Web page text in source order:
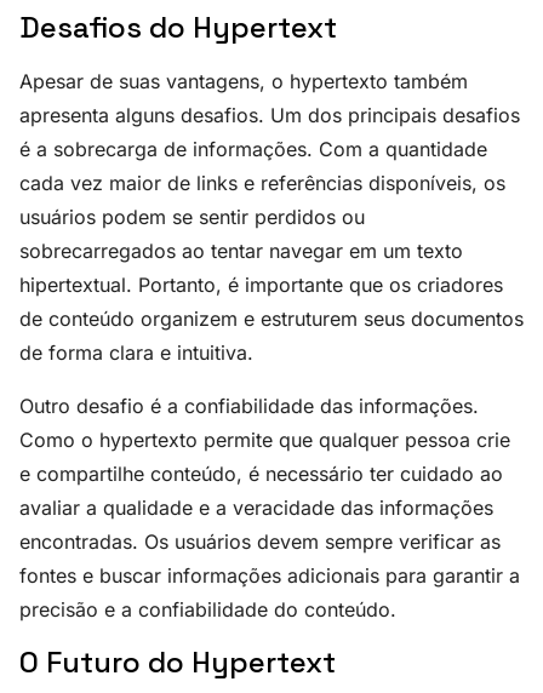
Desafios do Hypertext
Apesar de suas vantagens, o hypertexto também
apresenta alguns desafios. Um dos principais desafios
é a sobrecarga de informações. Com a quantidade
cada vez maior de links e referências disponíveis, os
usuários podem se sentir perdidos ou
sobrecarregados ao tentar navegar em um texto
hipertextual. Portanto, é importante que os criadores
de conteúdo organizem e estruturem seus documentos
de forma clara e intuitiva.
Outro desafio é a confiabilidade das informações.
Como o hypertexto permite que qualquer pessoa crie
e compartilhe conteúdo, é necessário ter cuidado ao
avaliar a qualidade e a veracidade das informações
encontradas. Os usuários devem sempre verificar as
fontes e buscar informações adicionais para garantir a
precisão e a confiabilidade do conteúdo.
O Futuro do Hypertext